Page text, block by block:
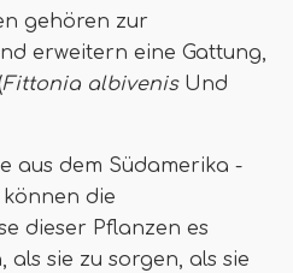
gehören zur
erweitern eine Gattung,
Fittonia albivenisUnd
aus dem Südamerika -
die
dieser Pflanzen es
sie zu sorgen, als sie